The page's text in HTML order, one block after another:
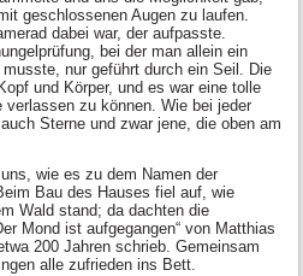
geschlossenen Augen zu laufen.
dabei war, der aufpasste.
bei der man allein ein
nur geführt durch ein Seil. Die
und Körper, und es war eine tolle
zu können. Wie bei jeder
Sterne und zwar jene, die oben am
wie es zu dem Namen der
Bau des Hauses fiel auf, wie
Wald stand; da dachten die
Mond ist aufgegangen“ von Matthias
200 Jahren schrieb. Gemeinsam
alle zufrieden ins Bett.